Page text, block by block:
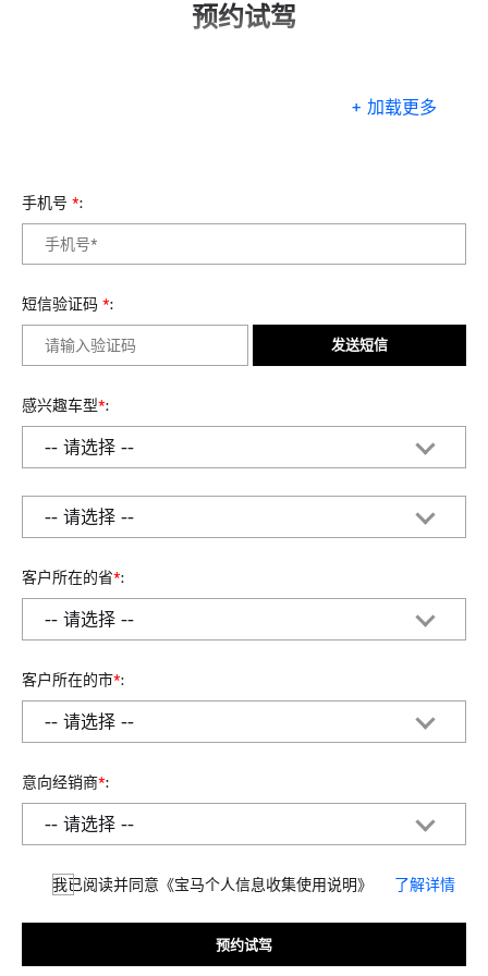
预约试驾
+ 加载更多